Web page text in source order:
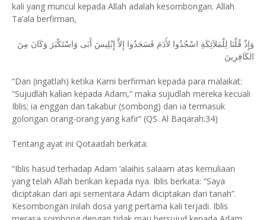
kali yang muncul kepada Allah adalah kesombongan. Allah
Ta’ala berfirman,
وَإِذْ قُلْنَا لِلْمَلاَئِكَةِ اسْجُدُوا لأَدَمَ فَسَجَدُوا إِلاَّ إِبْلِيسَ أَبَى وَاسْتَكْبَرَ وَكَانَ مِنَ
الكَافِرِينَ
“Dan (ingatlah) ketika Kami berfirman kepada para malaikat:
“Sujudlah kalian kepada Adam,” maka sujudlah mereka kecuali
Iblis; ia enggan dan takabur (sombong) dan ia termasuk
golongan orang-orang yang kafir“ (QS. Al Baqarah:34)
Tentang ayat ini Qotaadah berkata:
“Iblis hasud terhadap Adam ‘alaihis salaam atas kemuliaan
yang telah Allah berikan kepada nya. Iblis berkata: “Saya
diciptakan dari api sementara Adam diciptakan dari tanah”.
Kesombongan inilah dosa yang pertama kali terjadi. Iblis